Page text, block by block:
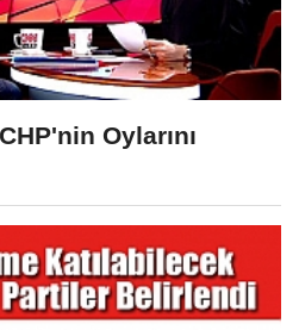
Oylarını